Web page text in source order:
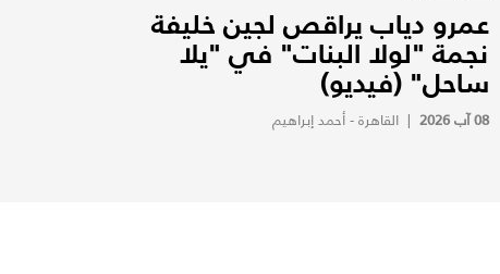
عمرو دياب يراقص لجين خليفة
نجمة "لولا البنات" في "يلا
ساحل" (فيديو)
08 آب 2026 |القاهرة - أحمد إبراهيم